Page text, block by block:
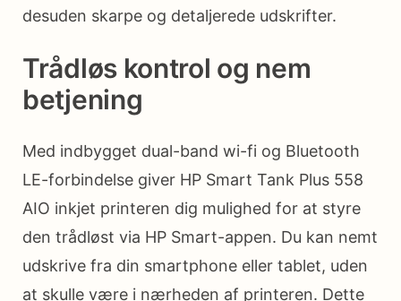
desuden skarpe og detaljerede udskrifter.
Trådløs kontrol og nem
betjening
Med indbygget dual-band wi-fi og Bluetooth
LE-forbindelse giver HP Smart Tank Plus 558
AIO inkjet printeren dig mulighed for at styre
den trådløst via HP Smart-appen. Du kan nemt
udskrive fra din smartphone eller tablet, uden
at skulle være i nærheden af printeren. Dette